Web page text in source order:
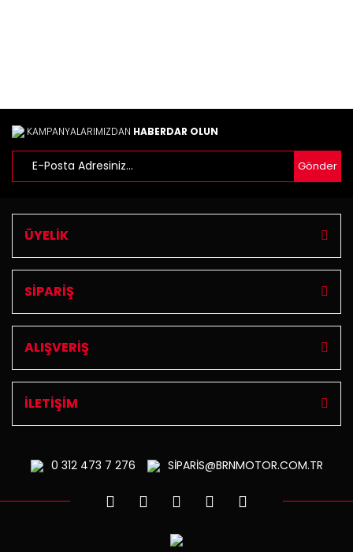
KAMPANYALARIMIZDAN HABERDAR OLUN
Gönder
ÜYELİK
SİPARİŞ
ALIŞVERİŞ
İLETİŞİM
0 312473 7 276 SİPARİS@BRNMOTOR.COM.TR